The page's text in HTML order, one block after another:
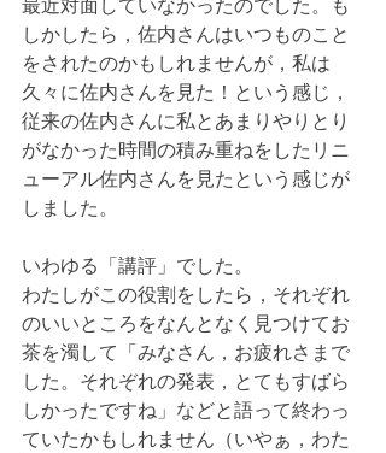
しかしたら，佐内さんはいつものこと
をされたのかもしれませんが，私は
久々に佐内さんを見た！という感じ，
従来の佐内さんに私とあまりやりとり
がなかった時間の積み重ねをしたリニ
ューアル佐内さんを見たという感じが
しました。
いわゆる「講評」でした。
わたしがこの役割をしたら，それぞれ
のいいところをなんとなく見つけてお
茶を濁して「みなさん，お疲れさまで
した。それぞれの発表，とてもすばら
しかったですね」などと語って終わっ
ていたかもしれません（いやぁ，わた